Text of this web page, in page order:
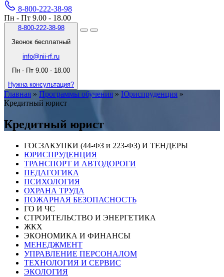
8-800-222-38-98
Пн - Пт 9.00 - 18.00
8-800-222-38-98
Звонок бесплатный
info@nii-rf.ru
Пн - Пт 9.00 - 18.00
Нужна консультация?
Главная » Программы обучения » Юриспруденция »
Кредитный юрист
Кредитный юрист
ГОСЗАКУПКИ (44-ФЗ и 223-ФЗ) И ТЕНДЕРЫ
ЮРИСПРУДЕНЦИЯ
ТРАНСПОРТ И АВТОДОРОГИ
ПЕДАГОГИКА
ПСИХОЛОГИЯ
ОХРАНА ТРУДА
ПОЖАРНАЯ БЕЗОПАСНОСТЬ
ГО И ЧС
СТРОИТЕЛЬСТВО И ЭНЕРГЕТИКА
ЖКХ
ЭКОНОМИКА И ФИНАНСЫ
МЕНЕДЖМЕНТ
УПРАВЛЕНИЕ ПЕРСОНАЛОМ
ТЕХНОЛОГИЯ И СЕРВИС
ЭКОЛОГИЯ